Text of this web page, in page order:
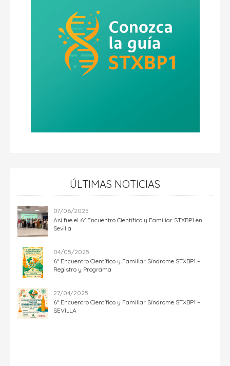
ÚLTIMAS NOTICIAS
07/06/2025
Así fue el 6º Encuentro Científico y Familiar STXBP1 en
Sevilla
04/05/2025
6º Encuentro Científico y Familiar Síndrome STXBP1 –
Registro y Programa
27/04/2025
6º Encuentro Científico y Familiar Síndrome STXBP1 –
SEVILLA